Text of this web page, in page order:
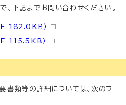
、下記までお問い合わせください。
182.0KB）
115.5KB）
書類等の詳細については、次のフ